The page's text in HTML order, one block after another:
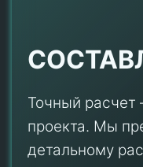
Точный расчет
проекта. Мы
детальному